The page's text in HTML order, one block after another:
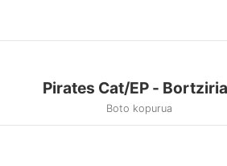
Pirates Cat/EP -
Boto kopurua